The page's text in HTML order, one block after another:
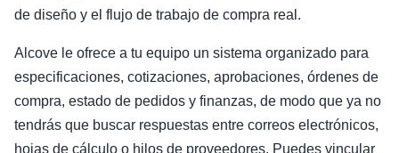
de diseño y el flujo de trabajo de compra real.
Alcove le ofrece a tu equipo un sistema organizado para
especificaciones, cotizaciones, aprobaciones, órdenes de
compra, estado de pedidos y finanzas, de modo que ya no
tendrás que buscar respuestas entre correos electrónicos,
hojas de cálculo o hilos de proveedores. Puedes vincular